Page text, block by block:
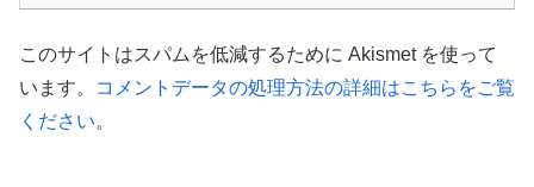
このサイトはスパムを低減するために Akismet を使って
います。
コメントデータの処理方法の詳細はこちらをご覧
ください。